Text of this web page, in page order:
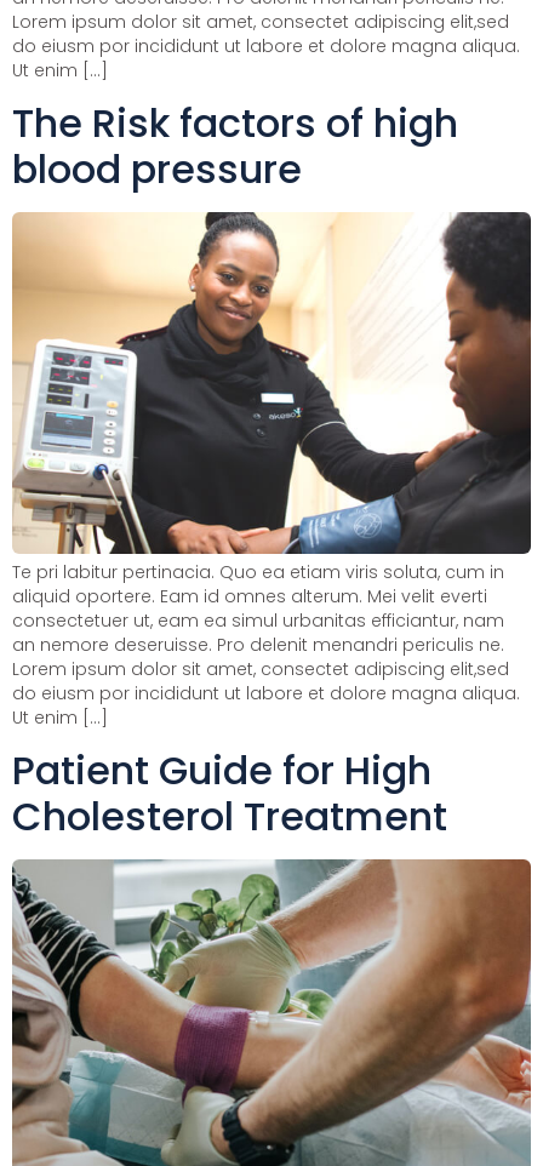
Lorem ipsum dolor sit amet, consectet adipiscing elit,sed
do eiusm por incididunt ut labore et dolore magna aliqua.
Ut enim […]
The Risk factors of high
blood pressure
Te pri labitur pertinacia. Quo ea etiam viris soluta, cum in
aliquid oportere. Eam id omnes alterum. Mei velit everti
consectetuer ut, eam ea simul urbanitas efficiantur, nam
an nemore deseruisse. Pro delenit menandri periculis ne.
Lorem ipsum dolor sit amet, consectet adipiscing elit,sed
do eiusm por incididunt ut labore et dolore magna aliqua.
Ut enim […]
Patient Guide for High
Cholesterol Treatment